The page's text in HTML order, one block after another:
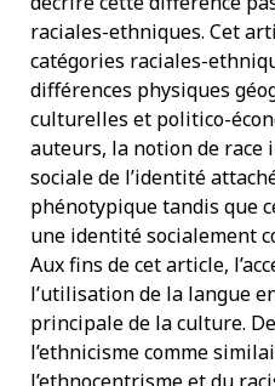
raciales-ethniques. Cet
catégories raciales-
différences physiques
culturelles et politico-
auteurs, la notion de
sociale de l’identité
phénotypique tandis que
une identité socialement
Aux fins de cet article,
l’utilisation de la langue
principale de la culture.
l’ethnicisme comme